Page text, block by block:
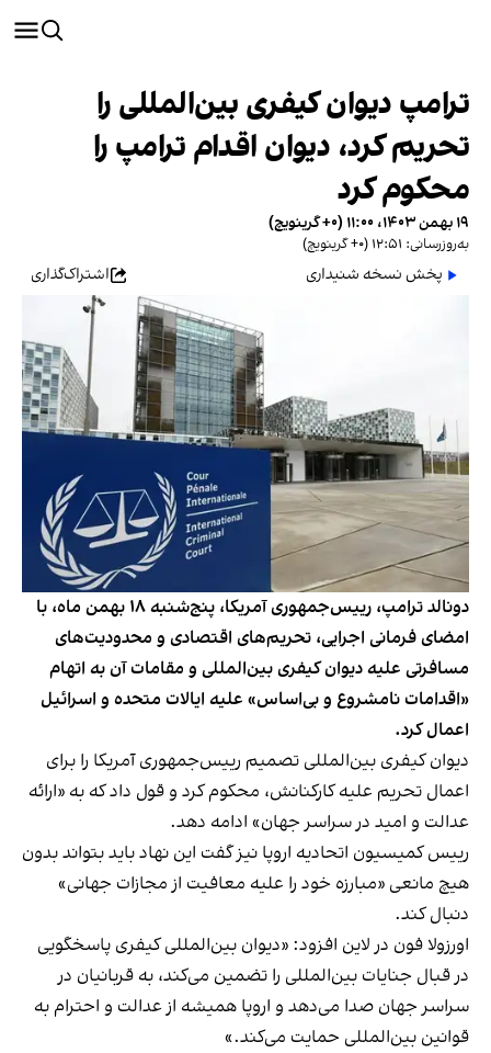
ترامپ دیوان کیفری بین‌المللی را
تحریم کرد، دیوان اقدام ترامپ را
محکوم کرد
۱۹ بهمن ۱۴۰۳، ۱۱:۰۰ (‎+۰ گرینویچ)
به‌روزرسانی: ۱۲:۵۱ (‎+۰ گرینویچ)
پخش نسخه شنیداری اشتراک‌گذاری
دونالد ترامپ، رییس‌جمهوری آمریکا، پنج‌شنبه ۱۸ بهمن‌ ماه، با
امضای فرمانی اجرایی، تحریم‌های اقتصادی و محدودیت‌های
مسافرتی علیه دیوان کیفری بین‌المللی و مقامات آن به اتهام
«اقدامات نامشروع و بی‌اساس» علیه ایالات متحده و اسرائیل
اعمال کرد.
دیوان کیفری بین‌المللی تصمیم رییس‌جمهوری آمریکا را برای
اعمال تحریم‌ علیه کارکنانش، محکوم کرد و قول داد که به «ارائه
عدالت و امید در سراسر جهان» ادامه دهد.
رییس کمیسیون اتحادیه اروپا نیز گفت این نهاد باید بتواند بدون
هیچ مانعی «مبارزه خود را علیه معافیت از مجازات جهانی»
دنبال کند.
اورزولا فون در لاین افزود: «دیوان بین‌المللی کیفری پاسخگویی
در قبال جنایات بین‌المللی را تضمین می‌کند، به قربانیان در
سراسر جهان صدا می‌دهد و اروپا همیشه از عدالت و احترام به
قوانین بین‌المللی حمایت می‌کند.»